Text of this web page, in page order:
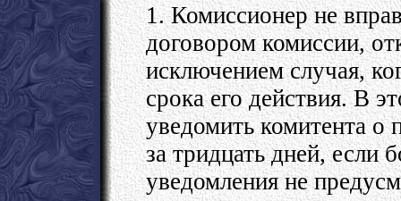
1. Комиссионер не
договором комиссии,
исключением случая,
срока его действия. В
уведомить комитента о
за тридцать дней, если
уведомления не